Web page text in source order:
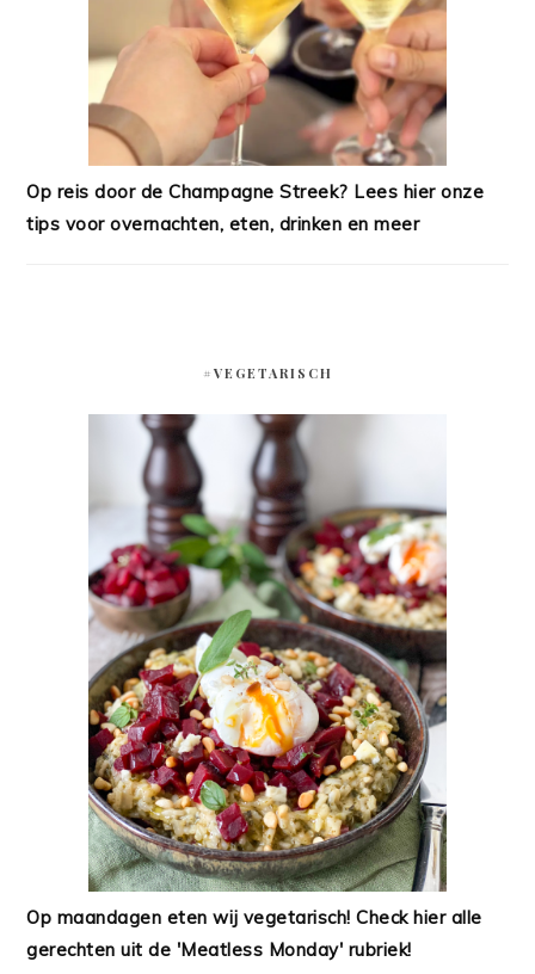
Op reis door de Champagne Streek? Lees hier onze
tips voor overnachten, eten, drinken en meer
#VEGETARISCH
Op maandagen eten wij vegetarisch! Check hier alle
gerechten uit de 'Meatless Monday' rubriek!